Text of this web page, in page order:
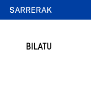
SARRERAK
BILATU